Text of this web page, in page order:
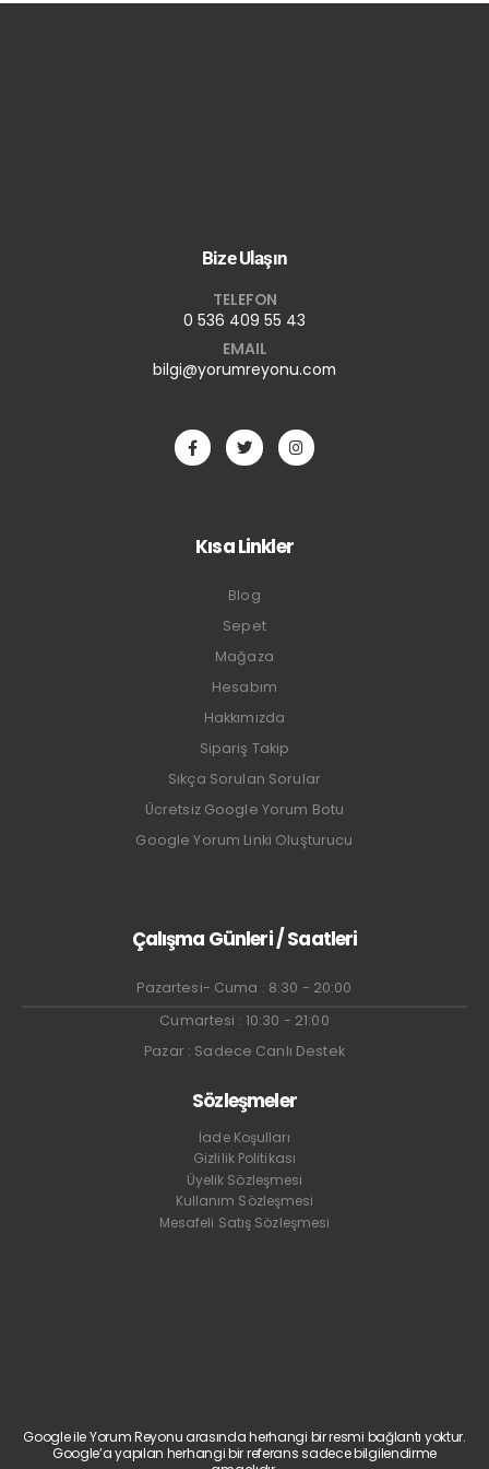
Bize Ulaşın
TELEFON
0 536 409 55 43
EMAIL
bilgi@yorumreyonu.com
Kısa Linkler
Blog
Sepet
Mağaza
Hesabım
Hakkımızda
Sipariş Takip
Sıkça Sorulan Sorular
Ücretsiz Google Yorum Botu
Google Yorum Linki Oluşturucu
Çalışma Günleri / Saatleri
Pazartesi- Cuma : 8:30 - 20:00
Cumartesi : 10:30 - 21:00
Pazar : Sadece Canlı Destek
Sözleşmeler
İade Koşulları
Gizlilik Politikası
Üyelik Sözleşmesi
Kullanım Sözleşmesi
Mesafeli Satış Sözleşmesi
Google ile Yorum Reyonu arasında herhangi bir resmi bağlantı yoktur.
Google’a yapılan herhangi bir referans sadece bilgilendirme